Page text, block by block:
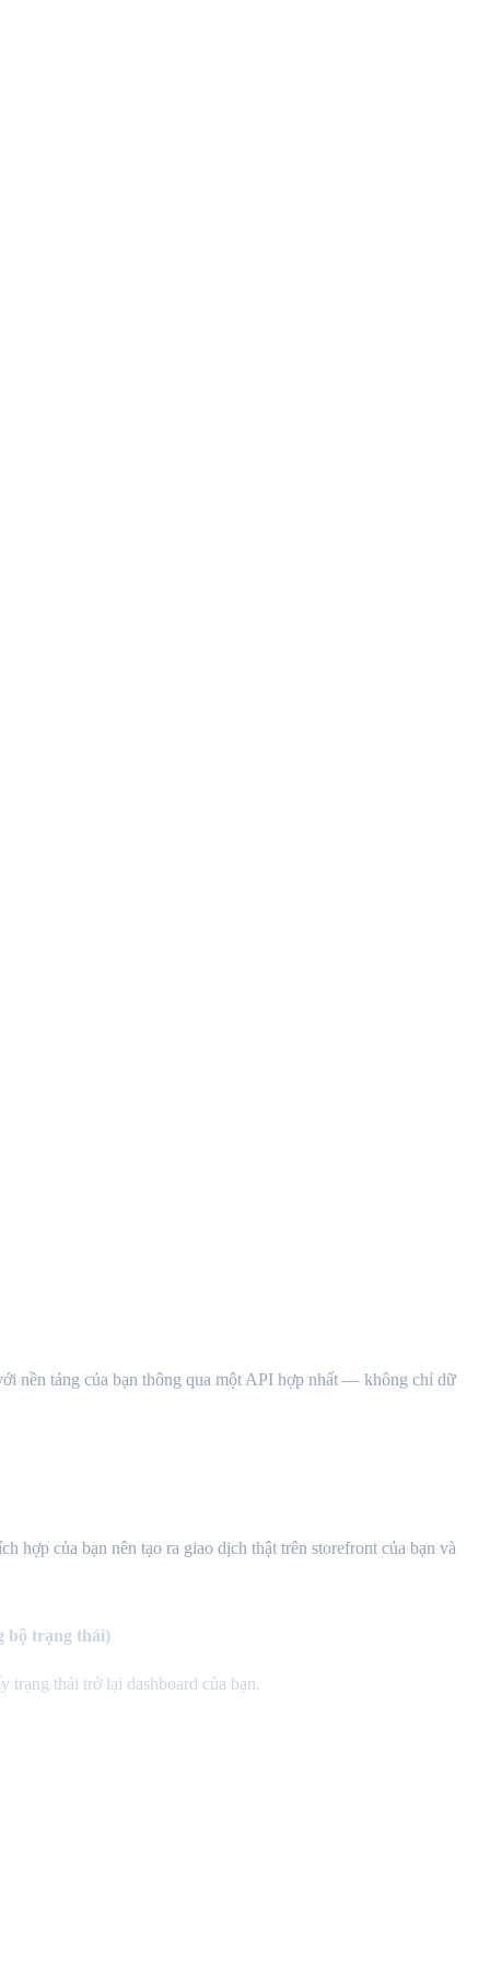
nền tảng của bạn thông qua một API hợp nhất — không chỉ dữ
hợp của bạn nên tạo ra giao dịch thật trên storefront của bạn và
bộ trạng thái)
thái trở lại dashboard của bạn.